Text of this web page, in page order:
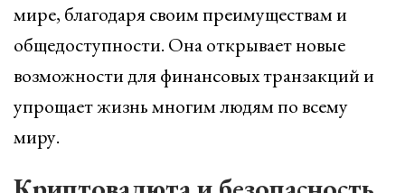
мире, благодаря своим преимуществам и
общедоступности. Она открывает новые
возможности для финансовых транзакций и
упрощает жизнь многим людям по всему
миру.